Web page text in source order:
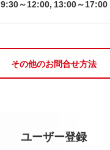
9:30～12:00, 13:00～17:00
その他のお問合せ方法
ユーザー登録